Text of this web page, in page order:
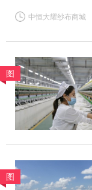
中恒大耀纱布商城
图
图